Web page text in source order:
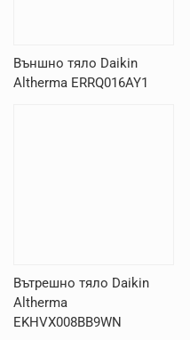
Външно тяло Daikin
Altherma ERRQ016AY1
Вътрешно тяло Daikin
Altherma
EKHVX008BB9WN